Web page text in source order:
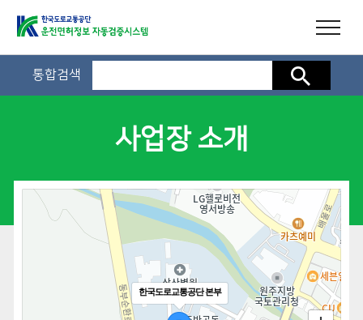
통합검색 검색
사업장 소개
한국도로교통공단 본부